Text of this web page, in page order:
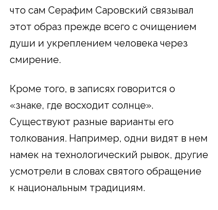
что сам Серафим Саровский связывал
этот образ прежде всего с очищением
души и укреплением человека через
смирение.
Кроме того, в записях говорится о
«знаке, где восходит солнце».
Существуют разные варианты его
толкования. Например, одни видят в нем
намек на технологический рывок, другие
усмотрели в словах святого обращение
к национальным традициям.